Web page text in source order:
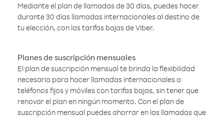
Mediante el plan de llamadas de 30 días, puedes hacer
durante 30 días llamadas internacionales al destino de
tu elección, con las tarifas bajas de Viber.
Planes de suscripción mensuales
El plan de suscripción mensual te brinda la flexibilidad
necesaria para hacer llamadas internacionales a
teléfonos fijos y móviles con tarifas bajas, sin tener que
renovar el plan en ningún momento. Con el plan de
suscripción mensual puedes ahorrar en las llamadas que